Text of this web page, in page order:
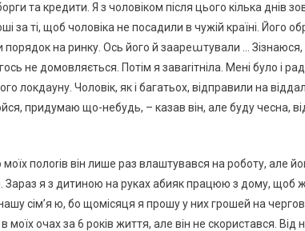
та кредити. Я з чоловіком після цього кілька днів
за ті, щоб чоловіка не посадили в чужій країні. Його
порядок на ринку. Ось його й заареաтували … Зізнаюся,
не домовляється. Потім я заваrітніла. Мені було і
локдауну. Чоловік, як і багатьох, відправили на
придумаю що-небудь, – казав він, але буду чесна,
полоrів він лише раз влаштувався на роботу, але
Зараз я з дитиною на руках абияк працюю з дому, щоб
сім’я ю, бо щомісяця я прошу у них грошей на
моїх очах за 6 років життя, але він не скористався. Від